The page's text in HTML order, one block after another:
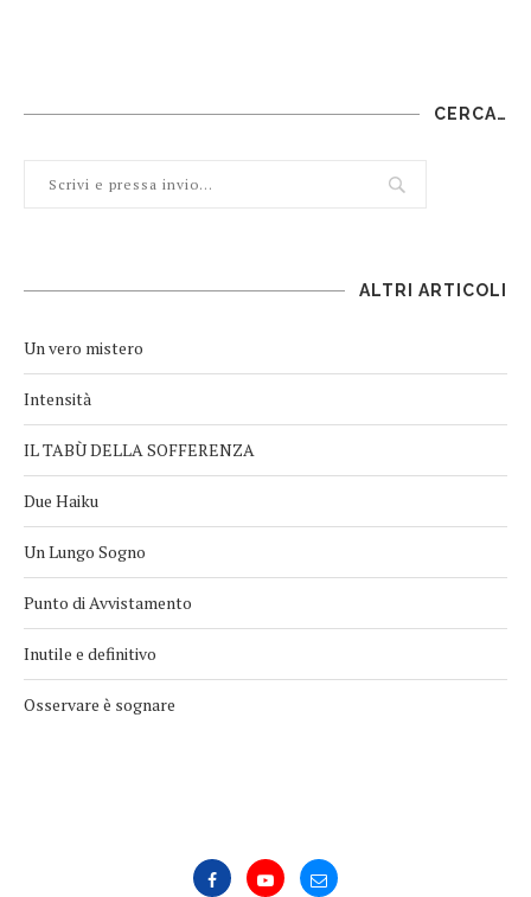
CERCA…
ALTRI ARTICOLI
Un vero mistero
Intensità
IL TABÙ DELLA SOFFERENZA
Due Haiku
Un Lungo Sogno
Punto di Avvistamento
Inutile e definitivo
Osservare è sognare